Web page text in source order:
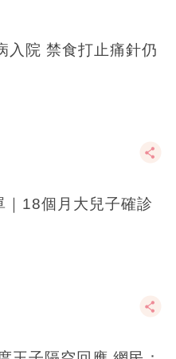
痛針仍
｜18個月大兒子確診